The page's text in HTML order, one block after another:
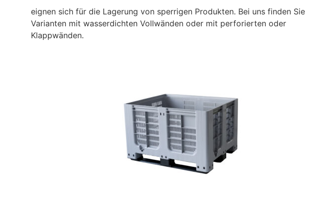
eignen sich für die Lagerung von sperrigen Produkten. Bei uns finden Sie
Varianten mit wasserdichten Vollwänden oder mit perforierten oder
Klappwänden.